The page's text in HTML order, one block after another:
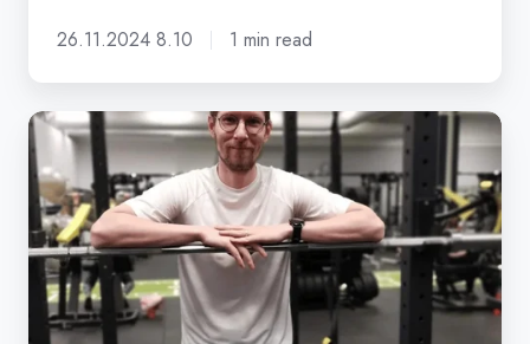
26.11.2024 8.10 1 min read
Kun
markkinointi
sai
suunnan
–
opiskelijatarina
digikoulutuksesta